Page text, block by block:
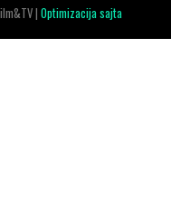
|Optimizacija sajta